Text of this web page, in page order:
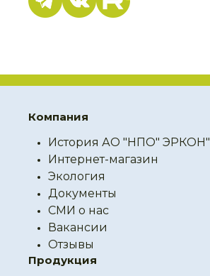
Компания
История АО "НПО" ЭРКОН"
Интернет-магазин
Экология
Документы
СМИ о нас
Вакансии
Отзывы
Продукция